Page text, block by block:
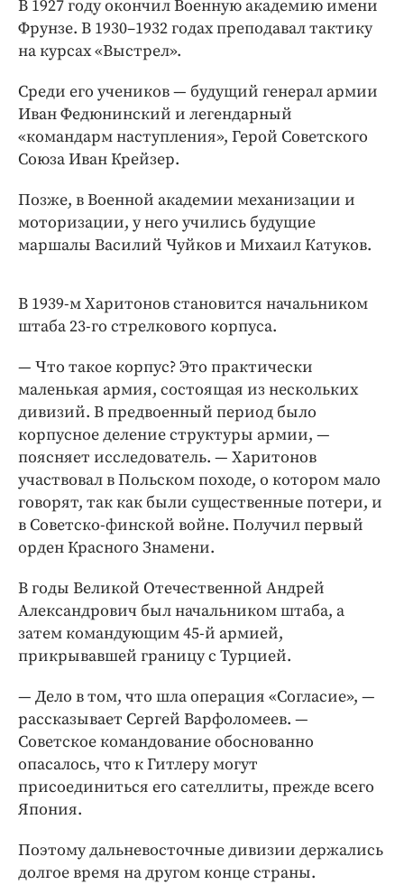
В 1927 году окончил Военную академию имени
Фрунзе. В 1930–1932 годах преподавал тактику
на курсах «Выстрел».
Среди его учеников — будущий генерал армии
Иван Федюнинский и легендарный
«командарм наступления», Герой Советского
Союза Иван Крейзер.
Позже, в Военной академии механизации и
моторизации, у него учились будущие
маршалы Василий Чуйков и Михаил Катуков.
В 1939-м Харитонов становится начальником
штаба 23-го стрелкового корпуса.
— Что такое корпус? Это практически
маленькая армия, состоящая из нескольких
дивизий. В предвоенный период было
корпусное деление структуры армии, —
поясняет исследователь. — Харитонов
участвовал в Польском походе, о котором мало
говорят, так как были существенные потери, и
в Советско-финской войне. Получил первый
орден Красного Знамени.
В годы Великой Отечественной Андрей
Александрович был начальником штаба, а
затем командующим 45-й армией,
прикрывавшей границу с Турцией.
— Дело в том, что шла операция «Согласие», —
рассказывает Сергей Варфоломеев. —
Советское командование обоснованно
опасалось, что к Гитлеру могут
присоединиться его сателлиты, прежде всего
Япония.
Поэтому дальневосточные дивизии держались
долгое время на другом конце страны.